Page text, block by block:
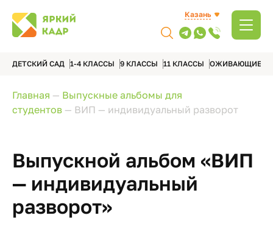
Казань
ДЕТСКИЙ САД 1-4 КЛАССЫ 9 КЛАССЫ 11 КЛАССЫ ОЖИВАЮЩИЕ
Главная — Выпускные альбомы для
студентов — ВИП — индивидуальный разворот
Выпускной альбом «ВИП
— индивидуальный
разворот»